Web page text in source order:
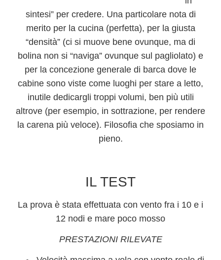
sintesi” per credere. Una particolare nota di
merito per la cucina (perfetta), per la giusta
“densità” (ci si muove bene ovunque, ma di
bolina non si “naviga” ovunque sul pagliolato) e
per la concezione generale di barca dove le
cabine sono viste come luoghi per stare a letto,
inutile dedicargli troppi volumi, ben più utili
altrove (per esempio, in sottrazione, per rendere
la carena più veloce). Filosofia che sposiamo in
pieno.
IL TEST
La prova è stata effettuata con vento fra i 10 e i
12 nodi e mare poco mosso
PRESTAZIONI RILEVATE